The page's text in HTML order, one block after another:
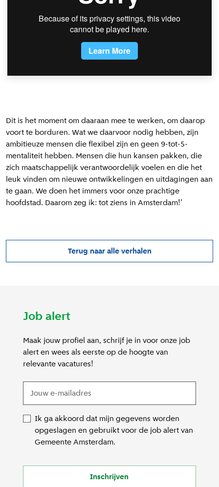
Dit is het moment om daaraan mee te werken, om daarop
voort te borduren. Wat we daarvoor nodig hebben, zijn
ambitieuze mensen die flexibel zijn en geen 9-tot-5-
mentaliteit hebben. Mensen die hun kansen pakken, die
zich maatschappelijk verantwoordelijk voelen en die het
leuk vinden om nieuwe ontwikkelingen en uitdagingen aan
te gaan. We doen het immers voor onze prachtige
hoofdstad. Daarom zeg ik: tot ziens in Amsterdam!’
Terug naar alle verhalen
Job alert
Maak jouw profiel aan, schrijf je in voor onze job
alert en wees als eerste op de hoogte van
relevante vacatures!
Ik ga akkoord dat mijn gegevens worden
opgeslagen en gebruikt voor de job alert van
Gemeente Amsterdam.
Inschrijven